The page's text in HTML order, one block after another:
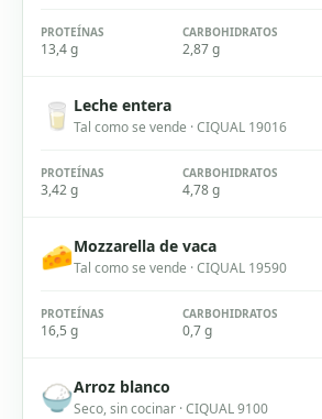
PROTEÍNAS
13,4 g
CARBOHIDRATOS
2,87 g
🥛 Leche entera
Tal como se vende · CIQUAL 19016
PROTEÍNAS
3,42 g
CARBOHIDRATOS
4,78 g
🧀Mozzarella de vaca
Tal como se vende · CIQUAL 19590
PROTEÍNAS
16,5 g
CARBOHIDRATOS
0,7 g
🍚Arroz blanco
Seco, sin cocinar · CIQUAL9100